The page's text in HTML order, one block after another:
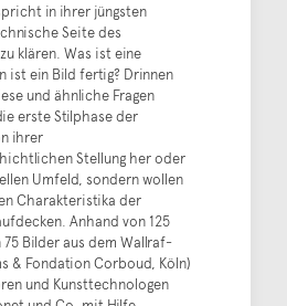
in ihrer jüngsten
Seite des
klären. Was ist eine
ist ein Bild fertig? Drinnen
und ähnliche Fragen
erste Stilphase der
ihrer
Stellung her oder
Umfeld, sondern wollen
Charakteristika der
Anhand von 125
Bilder aus dem Wallraf-
& Fondation Corboud, Köln)
und Kunsttechnologen